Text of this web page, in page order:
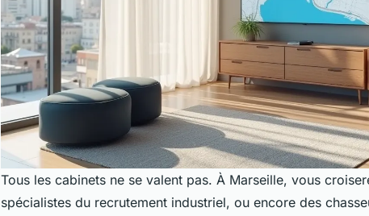
Tous les cabinets ne se valent pas. À Marseille, vous
spécialistes du recrutement industriel, ou encore des